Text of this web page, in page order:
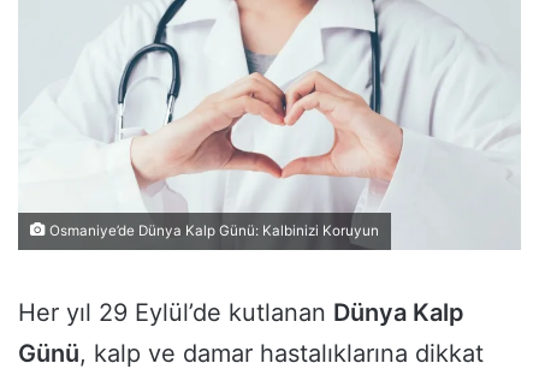
Osmaniye’de Dünya Kalp Günü: Kalbinizi Koruyun
Her yıl 29 Eylül’de kutlanan Dünya Kalp
Günü, kalp ve damar hastalıklarına dikkat